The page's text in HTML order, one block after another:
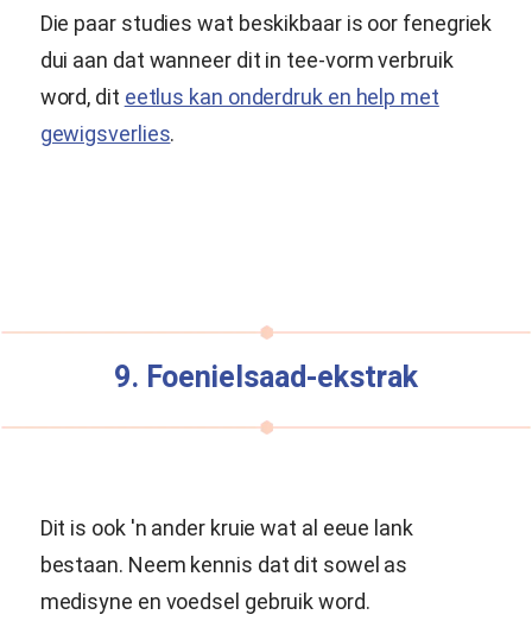
Die paar studies wat beskikbaar is oor fenegriek
dui aan dat wanneer dit in tee-vorm verbruik
word, dit eetlus kan onderdruk en help met
gewigsverlies.
9. Foenielsaad-ekstrak
Dit is ook 'n ander kruie wat al eeue lank
bestaan. Neem kennis dat dit sowel as
medisyne en voedsel gebruik word.